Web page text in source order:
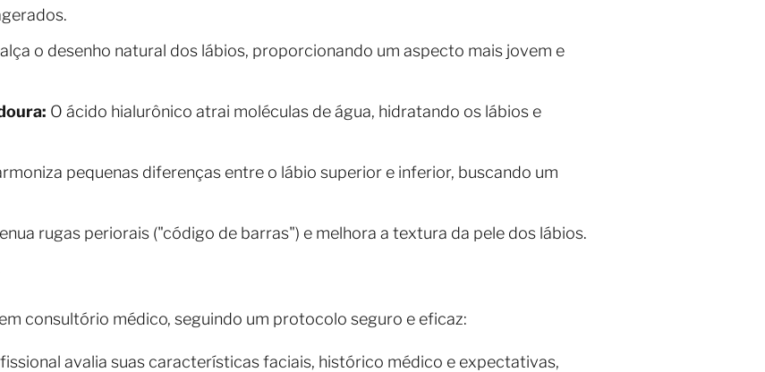
o desenho natural dos lábios, proporcionando um aspecto mais jovem e
O ácido hialurônico atrai moléculas de água, hidratando os lábios e
pequenas diferenças entre o lábio superior e inferior, buscando um
rugas periorais ("código de barras") e melhora a textura da pele dos lábios.
consultório médico, seguindo um protocolo seguro e eficaz:
avalia suas características faciais, histórico médico e expectativas,